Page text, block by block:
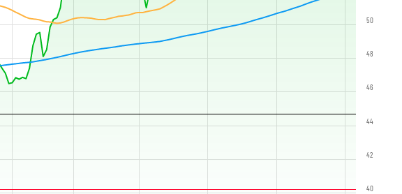
40
42
44
46
48
50